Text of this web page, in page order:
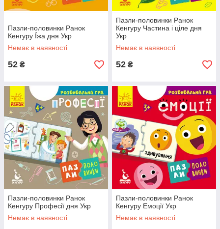
Пазли-половинки Ранок
Кенгуру Їжа дня Укр
Немає в наявності
52 ₴
Пазли-половинки Ранок
Кенгуру Частина і ціле дня
Укр
Немає в наявності
52 ₴
Пазли-половинки Ранок
Кенгуру Професії дня Укр
Немає в наявності
Пазли-половинки Ранок
Кенгуру Емоції Укр
Немає в наявності